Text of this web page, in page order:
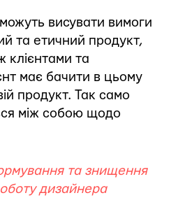
висувати вимоги
та етичний продукт,
клієнтами та
має бачити в цьому
продукт. Так само
між собою щодо
та знищення
дизайнера